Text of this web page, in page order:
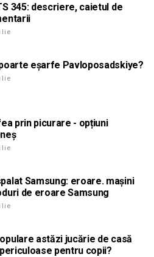
345: descriere, caietul de
eșarfe Pavloposadskiye?
prin picurare - opțiuni
Samsung: eroare. mașini
de eroare Samsung
astăzi jucărie de casă
pentru copii?